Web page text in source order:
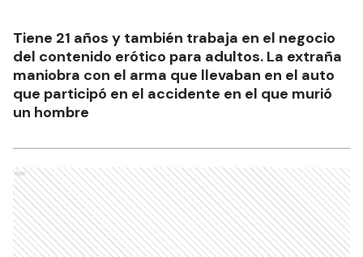
Tiene 21 años y también trabaja en el negocio
del contenido erótico para adultos. La extraña
maniobra con el arma que llevaban en el auto
que participó en el accidente en el que murió
un hombre
Ads